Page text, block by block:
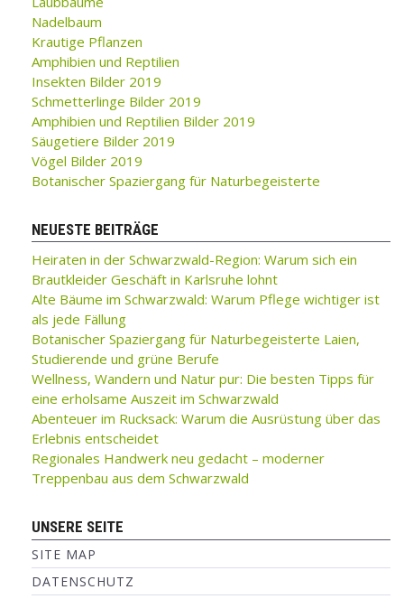
Nadelbaum
Krautige Pflanzen
Amphibien und Reptilien
Insekten Bilder 2019
Schmetterlinge Bilder 2019
Amphibien und Reptilien Bilder 2019
Säugetiere Bilder 2019
Vögel Bilder 2019
Botanischer Spaziergang für Naturbegeisterte
NEUESTE BEITRÄGE
Heiraten in der Schwarzwald-Region: Warum sich ein
Brautkleider Geschäft in Karlsruhe lohnt
Alte Bäume im Schwarzwald: Warum Pflege wichtiger ist
als jede Fällung
Botanischer Spaziergang für Naturbegeisterte Laien,
Studierende und grüne Berufe
Wellness, Wandern und Natur pur: Die besten Tipps für
eine erholsame Auszeit im Schwarzwald
Abenteuer im Rucksack: Warum die Ausrüstung über das
Erlebnis entscheidet
Regionales Handwerk neu gedacht – moderner
Treppenbau aus dem Schwarzwald
UNSERE SEITE
SITE MAP
DATENSCHUTZ